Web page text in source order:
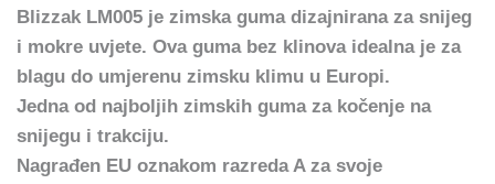
Blizzak LM005 je zimska guma dizajnirana za snijeg
i mokre uvjete. Ova guma bez klinova idealna je za
blagu do umjerenu zimsku klimu u Europi.
Jedna od najboljih zimskih guma za kočenje na
snijegu i trakciju.
Nagrađen EU oznakom razreda A za svoje